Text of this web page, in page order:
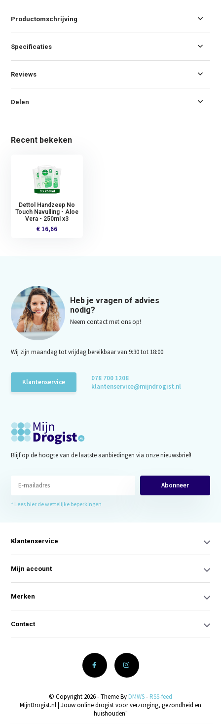
Productomschrijving
Specificaties
Reviews
Delen
Recent bekeken
Dettol Handzeep No
Touch Navulling - Aloe
Vera - 250ml x3
€ 16,66
Heb je vragen of advies
nodig?
Neem contact met ons op!
Wij zijn maandag tot vrijdag bereikbaar van 9:30 tot 18:00
Klantenservice
078 700 1208
klantenservice@mijndrogist.nl
Blijf op de hoogte van de laatste aanbiedingen via onze nieuwsbrief!
Abonneer
* Lees hier de wettelijke beperkingen
Klantenservice
Mijn account
Merken
Contact
© Copyright 2026 - Theme By DMWS- RSS-feed
MijnDrogist.nl | Jouw online drogist voor verzorging, gezondheid en
huishouden"